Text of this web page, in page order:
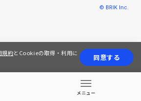
メニュー
© BRIK Inc.
規約とCookieの取得・利用に
同意する